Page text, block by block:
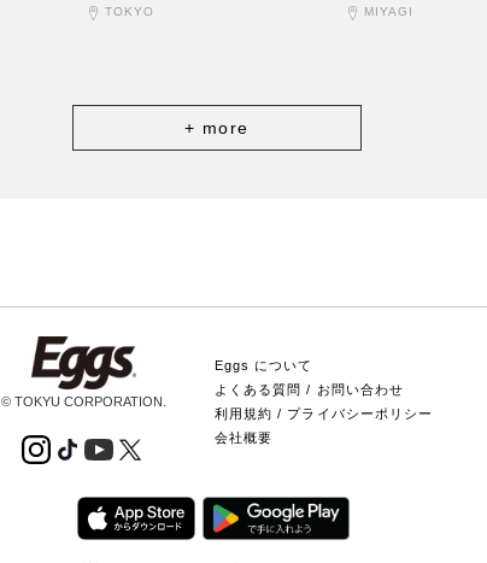
TOKYO MIYAGI
+ more
© TOKYU CORPORATION.
Eggs について
よくある質問 / お問い合わせ
利用規約 / プライバシーポリシー
会社概要